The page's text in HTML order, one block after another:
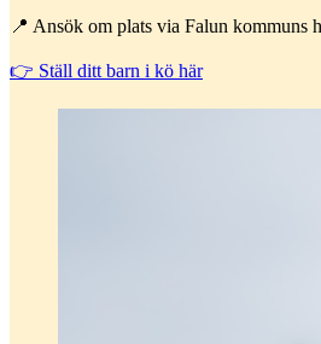
📍 Ansök om plats via Falun kommuns
👉 Ställ ditt barn i kö här